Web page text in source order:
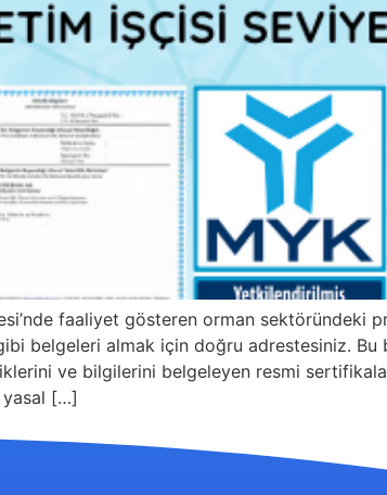
faaliyet gösteren orman sektöründeki
belgeleri almak için doğru adrestesiniz.
ve bilgilerini belgeleyen resmi
yasal […]